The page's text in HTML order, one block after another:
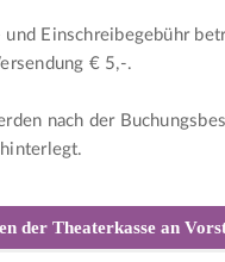
und Einschreibegebühr
€ 5,-.
nach der
der Theaterkasse an